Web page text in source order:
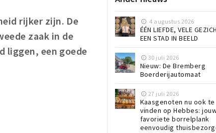
rijker zijn. De
zaak in de
liggen, een goede
4 augustus 2026
ÉÉN LIEFDE, VELE
EEN STAD IN BEELD
30 juli 2026
Nieuw: De Bremberg
Boerderijautomaat
27 juli 2026
Kaasgenoten nu ook te
vinden op Hebbes:
favoriete borrelplank
eenvoudig